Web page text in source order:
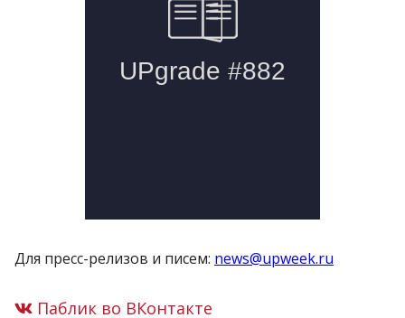
Для пресс-релизов и писем: news@upweek.ru
Паблик во ВКонтакте